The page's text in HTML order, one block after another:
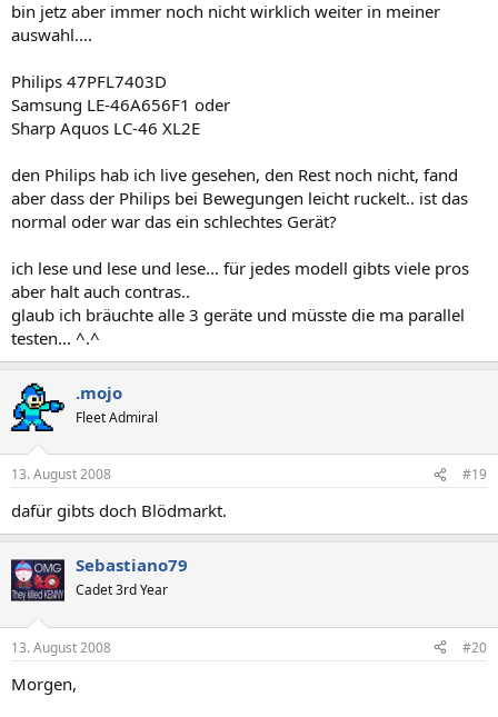
bin jetz aber immer noch nicht wirklich weiter in meiner
auswahl....
Philips 47PFL7403D
Samsung LE-46A656F1 oder
Sharp Aquos LC-46 XL2E
den Philips hab ich live gesehen, den Rest noch nicht, fand
aber dass der Philips bei Bewegungen leicht ruckelt.. ist das
normal oder war das ein schlechtes Gerät?
ich lese und lese und lese... für jedes modell gibts viele pros
aber halt auch contras..
glaub ich bräuchte alle 3 geräte und müsste die ma parallel
testen... ^.^
.mojo
Fleet Admiral
13. August 2008 #19
dafür gibts doch Blödmarkt.
Sebastiano79
Cadet 3rd Year
13. August 2008 #20
Morgen,